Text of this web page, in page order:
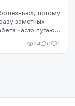
потому
заметных
часто путают
24 0 0